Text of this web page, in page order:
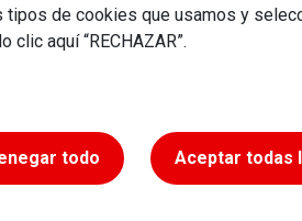
tipos de cookies que usamos y
aquí “RECHAZAR”.
todo Aceptar todas